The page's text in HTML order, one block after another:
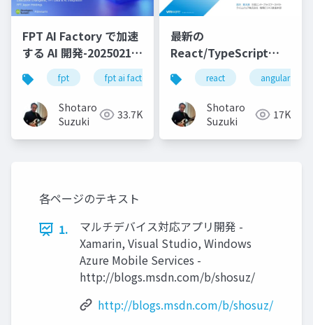
FPT AI Factory で加速
する AI 開発-20250213-
公開版fpt fpt ai factory generative ai azure
Shotaro
Suzuki
33.7K
最新の
React/TypeScript
SPA テンプレートを
.NET 8 で試してみよう
react angular
Shotaro
Suzuki
17K
各ページのテキスト
1.
マルチデバイス対応アプリ開発 -
Xamarin, Visual Studio, Windows
Azure Mobile Services -
http://blogs.msdn.com/b/shosuz/
http://blogs.msdn.com/b/shosuz/